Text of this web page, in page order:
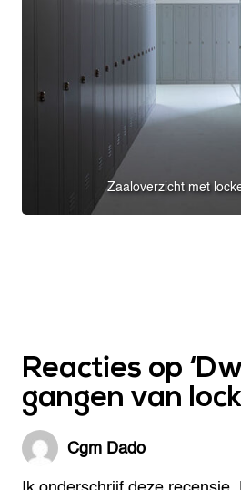
Zaaloverzicht met
Reacties op ‘
gangen van
Cgm Dado